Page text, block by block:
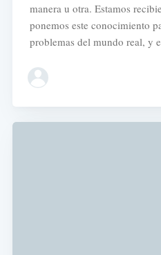
manera u otra. Estamos
ponemos este conocimiento
problemas del mundo real, y